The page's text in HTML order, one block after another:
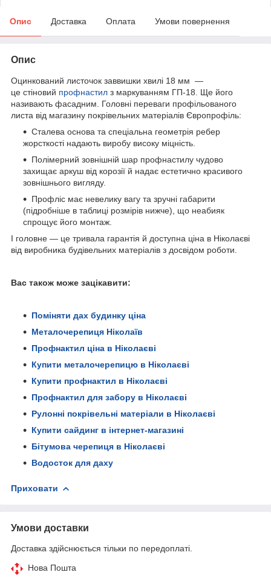
Опис Доставка Оплата Умови повернення
Опис
Оцинкований листочок заввишки хвилі 18 мм —
це стіновий профнастил з маркуванням ГП-18. Ще його
називають фасадним. Головні переваги профільованого
листа від магазину покрівельних матеріалів Європрофіль:
Сталева основа та спеціальна геометрія ребер
жорсткості надають виробу високу міцність.
Полімерний зовнішній шар профнастилу чудово
захищає аркуш від корозії й надає естетично красивого
зовнішнього вигляду.
Профліс має невелику вагу та зручні габарити
(підробніше в таблиці розмірів нижче), що неабияк
спрощує його монтаж.
І головне — це тривала гарантія й доступна ціна в Ніколаєві
від виробника будівельних матеріалів з досвідом роботи.
Вас також може зацікавити:
Поміняти дах будинку ціна
Металочерепиця Ніколаїв
Профнактил ціна в Ніколаєві
Купити металочерепицю в Ніколаєві
Купити профнактил в Ніколаєві
Профнактил для забору в Ніколаєві
Рулонні покрівельні матеріали в Ніколаєві
Купити сайдинг в інтернет-магазині
Бітумова черепиця в Ніколаєві
Водосток для даху
Приховати
Умови доставки
Доставка здійснюється тільки по передоплаті.
Нова Пошта